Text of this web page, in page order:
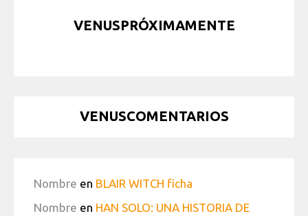
VENUSPRÓXIMAMENTE
VENUSCOMENTARIOS
Nombre en BLAIR WITCH ficha
Nombre en HAN SOLO: UNA HISTORIA DE